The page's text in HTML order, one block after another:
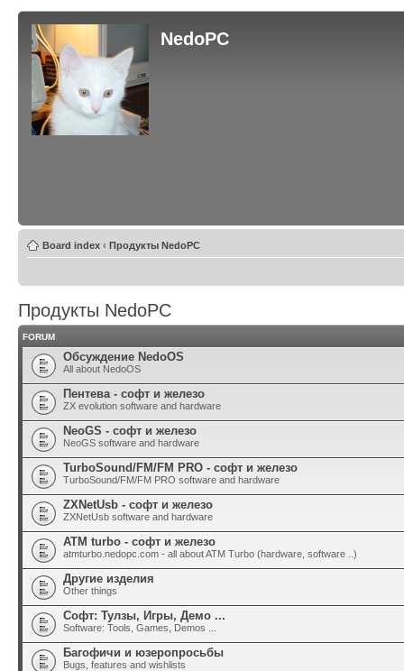
NedoPC
Board index ‹ Продукты NedoPC
Продукты NedoPC
FORUM
Обсуждение NedoOS
All about NedoOS
Пентева - софт и железо
ZX evolution software and hardware
NeoGS - софт и железо
NeoGS software and hardware
TurboSound/FM/FM PRO - софт и железо
TurboSound/FM/FM PRO software and hardware
ZXNetUsb - софт и железо
ZXNetUsb software and hardware
ATM turbo - софт и железо
atmturbo.nedopc.com - all about ATM Turbo (hardware, software ..)
Другие изделия
Other things
Софт: Тулзы, Игры, Демо ...
Software: Tools, Games, Demos ...
Багофичи и юзеропросьбы
Bugs, features and wishlists